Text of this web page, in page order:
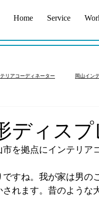
Home Service
リアコーディネーター 岡山イン
ディスプ
を拠点にインテリア
ですね。我が家は男の
れます。昔のような